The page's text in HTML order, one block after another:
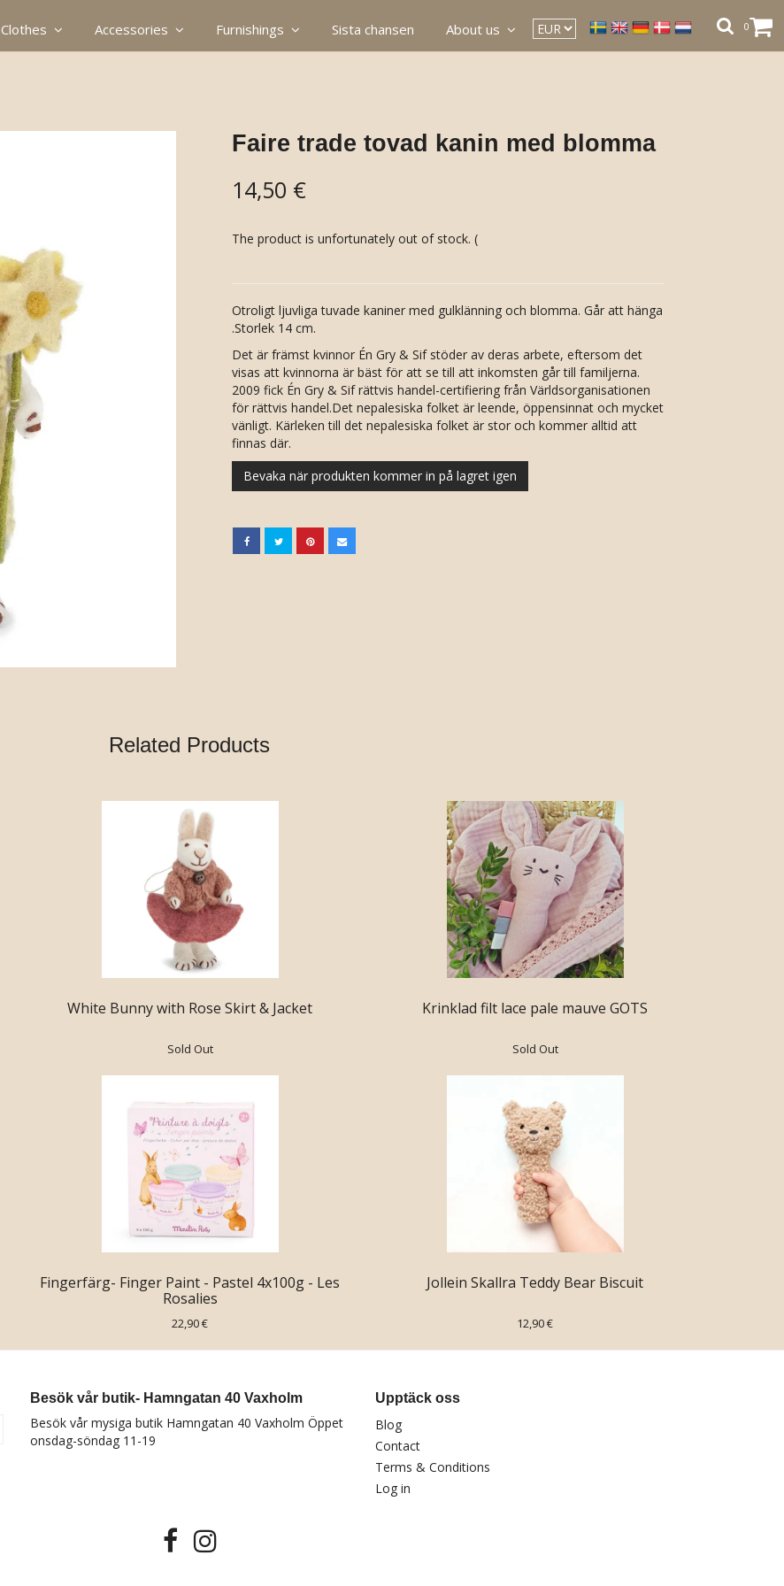
Faire trade tovad kanin med blomma
14,50 €
The product is unfortunately out of stock. (
Otroligt ljuvliga tuvade kaniner med gulklänning och blomma. Går att hänga
.Storlek 14 cm.
Det är främst kvinnor Én Gry & Sif stöder av deras arbete, eftersom det
visas att kvinnorna är bäst för att se till att inkomsten går till familjerna.
2009 fick Én Gry & Sif rättvis handel-certifiering från Världsorganisationen
för rättvis handel.Det nepalesiska folket är leende, öppensinnat och mycket
vänligt. Kärleken till det nepalesiska folket är stor och kommer alltid att
finnas där.
Bevaka när produkten kommer in på lagret igen
Related Products
White Bunny with Rose Skirt & Jacket
Sold Out
Krinklad filt lace pale mauve GOTS
Sold Out
Fingerfärg- Finger Paint - Pastel 4x100g - Les
Rosalies
22,90 €
Jollein Skallra Teddy Bear Biscuit
12,90 €
Besök vår butik- Hamngatan 40 Vaxholm
Besök vår mysiga butik Hamngatan 40 Vaxholm Öppet
onsdag-söndag 11-19
Upptäck oss
Blog
Contact
Terms & Conditions
Log in
Clothes Accessories Furnishings Sista chansen About us 0